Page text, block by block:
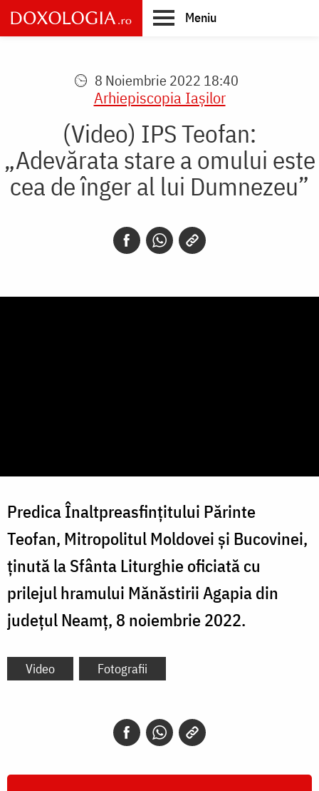
Skip
to
main
Meniu
8 Noiembrie 2022 18:40
Arhiepiscopia Iaşilor
(Video) IPS Teofan:
„Adevărata stare a omului este
cea de înger al lui Dumnezeu”
Predica Înaltpreasfințitului Părinte
Teofan, Mitropolitul Moldovei și Bucovinei,
ținută la Sfânta Liturghie oficiată cu
prilejul hramului Mănăstirii Agapia din
județul Neamț, 8 noiembrie 2022.
Video Fotografii